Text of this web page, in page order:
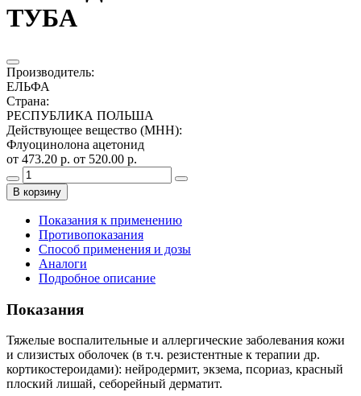
ТУБА
Производитель:
ЕЛЬФА
Страна:
РЕСПУБЛИКА ПОЛЬША
Действующее вещество (МНН):
Флуоцинолона ацетонид
от 473.20 р. от 520.00 р.
В корзину
Показания к применению
Противопоказания
Способ применения и дозы
Аналоги
Подробное описание
Показания
Тяжелые воспалительные и аллергические заболевания кожи
и слизистых оболочек (в т.ч. резистентные к терапии др.
кортикостероидами): нейродермит, экзема, псориаз, красный
плоский лишай, себорейный дерматит.